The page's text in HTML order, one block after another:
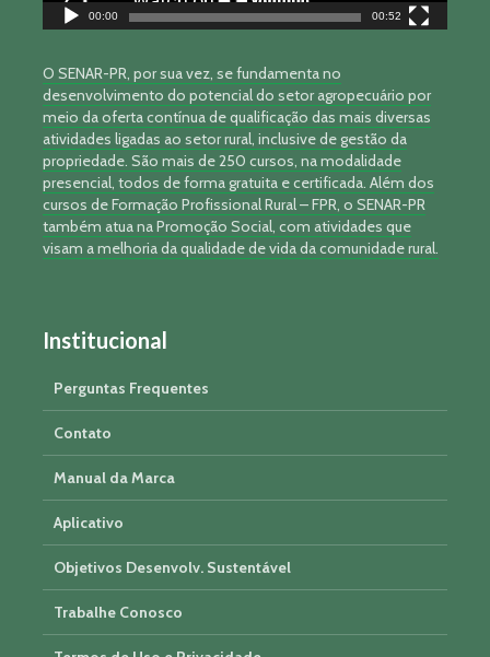
00:00 00:52
O SENAR-PR, por sua vez, se fundamenta no
desenvolvimento do potencial do setor agropecuário por
meio da oferta contínua de qualificação das mais diversas
atividades ligadas ao setor rural, inclusive de gestão da
propriedade. São mais de 250 cursos, na modalidade
presencial, todos de forma gratuita e certificada. Além dos
cursos de Formação Profissional Rural – FPR, o SENAR-PR
também atua na Promoção Social, com atividades que
visam a melhoria da qualidade de vida da comunidade rural.
Institucional
Perguntas Frequentes
Contato
Manual da Marca
Aplicativo
Objetivos Desenvolv. Sustentável
Trabalhe Conosco